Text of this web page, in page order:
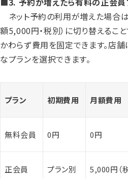
ネット予約の利用が増えた場合は
額5,000円・税別）に切り替えるこ
かわらず費用を固定できます。店
なプランを選択できます。
プラン 初期費用 月額費用
無料会員 0円 0円
正会員 プラン別 5,000円（